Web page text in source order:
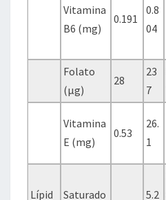
Vitamina
B6 (mg)
0.191
0.8
04
Folato
(µg)
28
23
7
Vitamina
E (mg)
0.53
26.
1
Lípid Saturado 5.2